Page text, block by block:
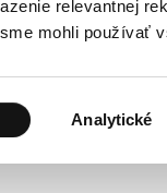
relevantnej
mohli používať
Analytické